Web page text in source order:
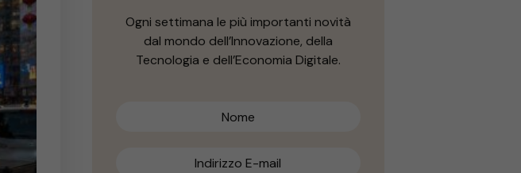
Ogni settimana le più importanti novità
dal mondo dell’Innovazione, della
Tecnologia e dell’Economia Digitale.